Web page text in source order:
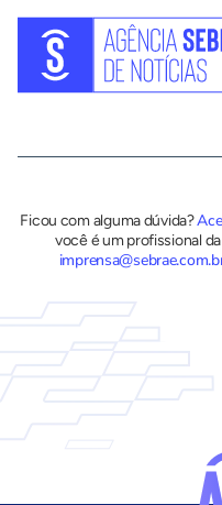
Ficou com alguma dúvida?
você é um profissional